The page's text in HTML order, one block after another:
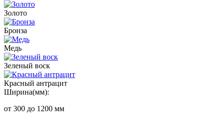
Золото
Бронза
Медь
Зеленый воск
Красный антрацит
Ширина(мм):
от 300 до 1200 мм